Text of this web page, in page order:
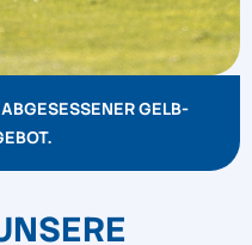
GELB-